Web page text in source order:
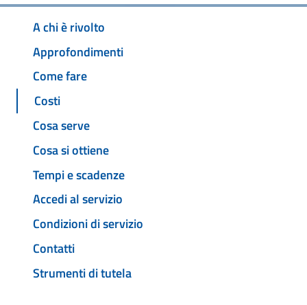
A chi è rivolto
Approfondimenti
Come fare
Costi
Cosa serve
Cosa si ottiene
Tempi e scadenze
Accedi al servizio
Condizioni di servizio
Contatti
Strumenti di tutela